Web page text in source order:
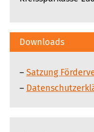
Downloads
Satzung